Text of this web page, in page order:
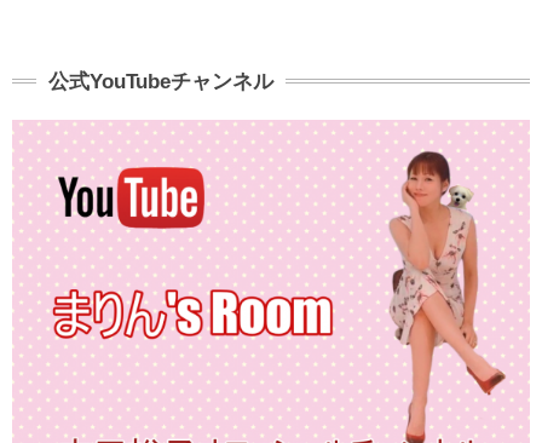
公式YouTubeチャンネル